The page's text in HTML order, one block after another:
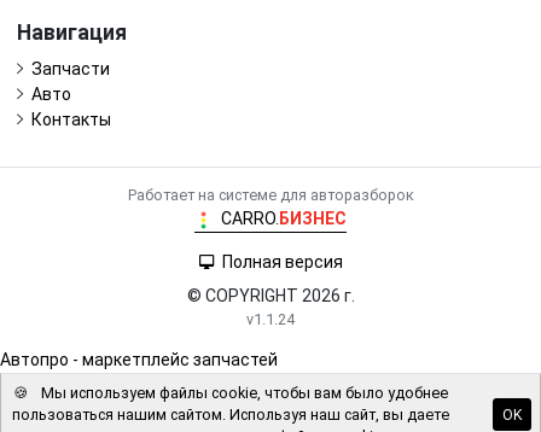
Навигация
Запчасти
Авто
Контакты
Работает на системе для авторазборок
CARRO. БИЗНЕС
Полная версия
© COPYRIGHT 2026 г.
v1.1.24
Автопро - маркетплейс запчастей
🍪
Мы используем файлы cookie, чтобы вам было удобнее
пользоваться нашим сайтом. Используя наш сайт, вы даете
OK